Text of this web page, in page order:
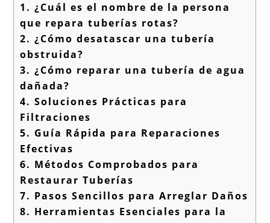
1. ¿Cuál es el nombre de la persona
que repara tuberías rotas?
2. ¿Cómo desatascar una tubería
obstruida?
3. ¿Cómo reparar una tubería de agua
dañada?
4. Soluciones Prácticas para
Filtraciones
5. Guía Rápida para Reparaciones
Efectivas
6. Métodos Comprobados para
Restaurar Tuberías
7. Pasos Sencillos para Arreglar Daños
8. Herramientas Esenciales para la